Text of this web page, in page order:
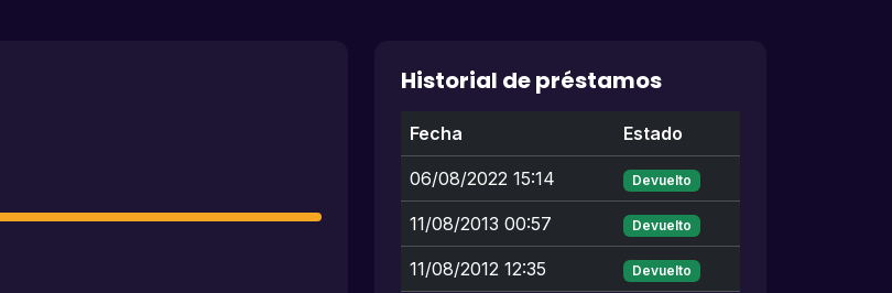
Historial de préstamos
Fecha Estado
06/08/2022 15:14 Devuelto
11/08/2013 00:57 Devuelto
11/08/2012 12:35 Devuelto